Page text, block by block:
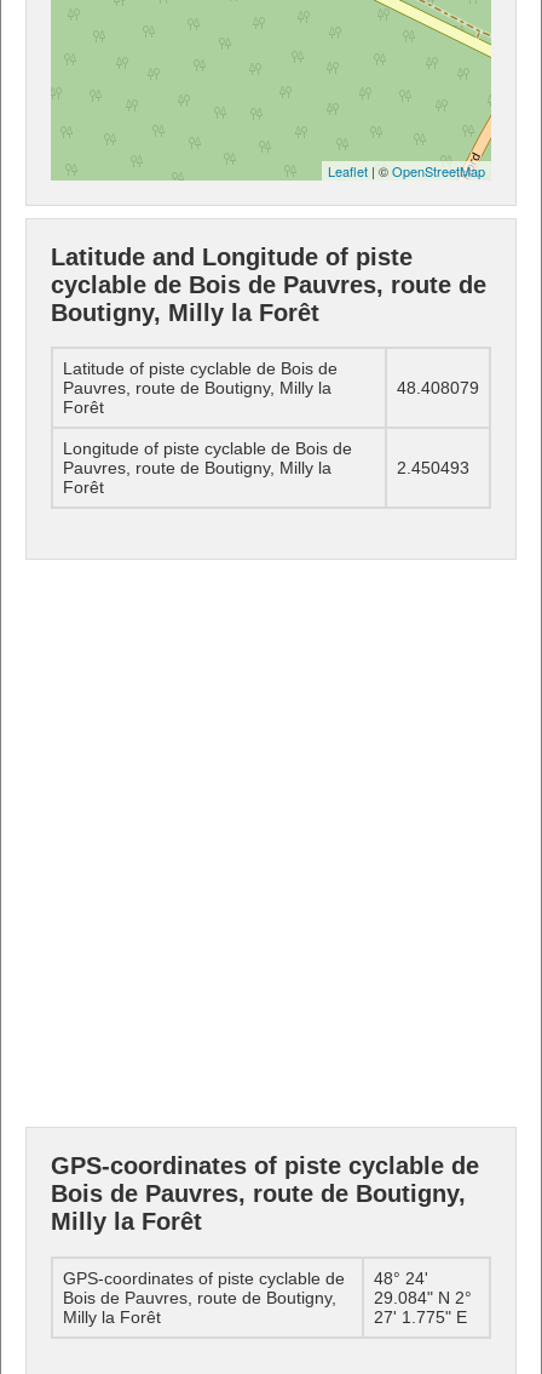
Leaflet | ©OpenStreetMap
Latitude and Longitude of piste
cyclable de Bois de Pauvres, route de
Boutigny, Milly la Forêt
Latitude of piste cyclable de Bois de
Pauvres, route de Boutigny, Milly la
Forêt
48.408079
Longitude of piste cyclable de Bois de
Pauvres, route de Boutigny, Milly la
Forêt
2.450493
GPS-coordinates of piste cyclable de
Bois de Pauvres, route de Boutigny,
Milly la Forêt
GPS-coordinates of piste cyclable de
Bois de Pauvres, route de Boutigny,
Milly la Forêt
48° 24'
29.084" N 2°
27' 1.775" E